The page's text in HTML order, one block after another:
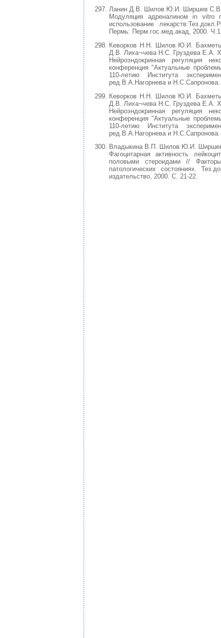
Ланин Д.В. Шилов Ю.И. Ширшев
Модуляция адреналином in vitro
использование
Пермь: Перм.гос.мед.акад, 2000.
Кеворков Н.Н. Шилов Ю.И.
Д.В. Лиха¬чева Н.С. Груздева Е.А.
Нейроэндокринная регуляция
конференция "Актуальные
110-летию Института
ред.В.А.Нагорнева и
Кеворков Н.Н. Шилов Ю.И.
Д.В. Лиха¬чева Н.С. Груздева Е.А.
Нейроэндокринная регуляция
конференция "Актуальные
110-летию Института
ред.В.А.Нагорнева и
Владыкина В.П. Шилов Ю.И.
Фагоцитарная активность
половыми стероидами //
патологических состояниях.
издательство, 2000. С. 21-22.